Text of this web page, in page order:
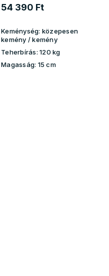
54 390 Ft
Keménység: közepesen
kemény / kemény
Teherbírás: 120 kg
Magasság: 15 cm